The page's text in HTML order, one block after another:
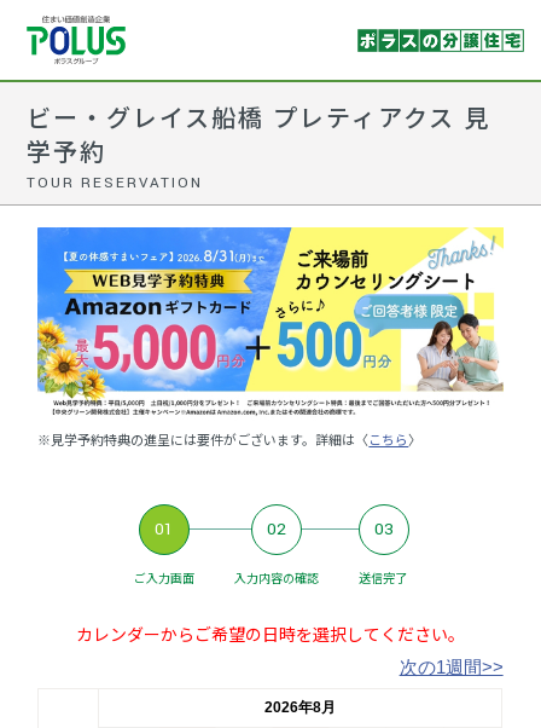
ビー・グレイス船橋 プレティアクス 見
学予約
TOUR RESERVATION
※見学予約特典の進呈には要件がございます。詳細は〈こちら〉
01
ご入力画面
02
入力内容の確認
03
送信完了
カレンダーからご希望の日時を選択してください。
次の1週間>>
2026年8月